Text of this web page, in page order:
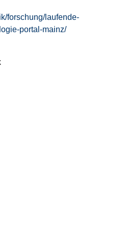
forschung/laufende-
portal-mainz/